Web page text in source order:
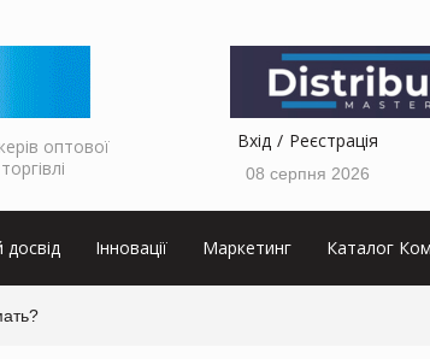
оптової
Вхід Реєстрація
08 серпня 2026
досвід Інновації Маркетинг Каталог